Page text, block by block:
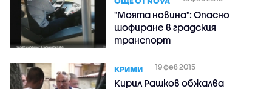
"Моята новина": Опасно
шофиране в градския
транспорт
КРИМИ 19 фев 2015
Кирил Рашков обжалва